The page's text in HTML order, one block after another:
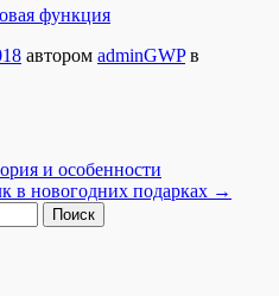
функция
автором adminGWPв
и особенности
в новогодних подарках →